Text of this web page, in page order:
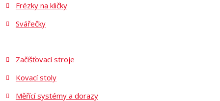
Frézky na kličky
Svářečky
Začišťovací stroje
Kovací stoly
Měřící systémy a dorazy